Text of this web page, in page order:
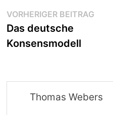
VORHERIGER BEITRAG
Das deutsche
Konsensmodell
Thomas Webers